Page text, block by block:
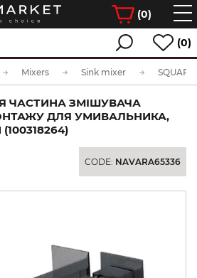
(0)
(0)
Mixers Sink mixer
ЧАСТИНА ЗМІШУВАЧА
ДЛЯ УМИВАЛЬНИКА,
(100318264)
CODE: NAVARA65336